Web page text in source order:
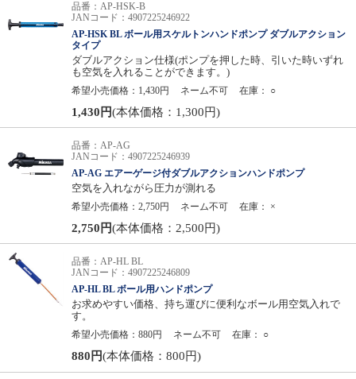
品番：AP-HSK-B
JANコード：4907225246922
AP-HSK BL ボール用スケルトンハンドポンプ ダブルアクション
タイプ
ダブルアクション仕様(ポンプを押した時、引いた時いずれ
も空気を入れることができます。)
希望小売価格：1,430円
ネーム不可 在庫： ○
1,430円(本体価格：1,300円)
品番：AP-AG
JANコード：4907225246939
AP-AG エアーゲージ付ダブルアクションハンドポンプ
空気を入れながら圧力が測れる
希望小売価格：2,750円
ネーム不可 在庫： ×
2,750円(本体価格：2,500円)
品番：AP-HL BL
JANコード：4907225246809
AP-HL BL ボール用ハンドポンプ
お求めやすい価格、持ち運びに便利なボール用空気入れで
す。
希望小売価格：880円
ネーム不可 在庫： ○
880円(本体価格：800円)